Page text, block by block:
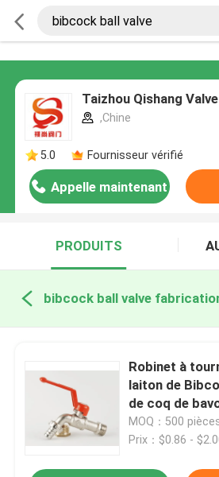
Taizhou Qishang
,Chine
5.0 Fournisseur vérifié
Appelle maintenant
PRODUITS
bibcock ball valve
Robinet à
laiton de
de coq de
température
MOQ：500
Prix：$0.86 -